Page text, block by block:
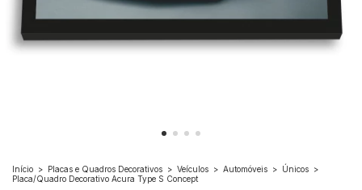
Início > Placas e Quadros Decorativos > Veículos > Automóveis > Únicos >
Placa/Quadro Decorativo Acura Type S Concept